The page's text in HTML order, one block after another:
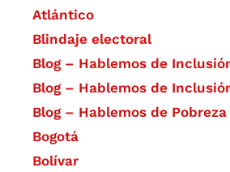
Atlántico
Blindaje electoral
Blog – Hablemos de
Blog – Hablemos de
Blog – Hablemos de Pobreza
Bogotá
Bolívar